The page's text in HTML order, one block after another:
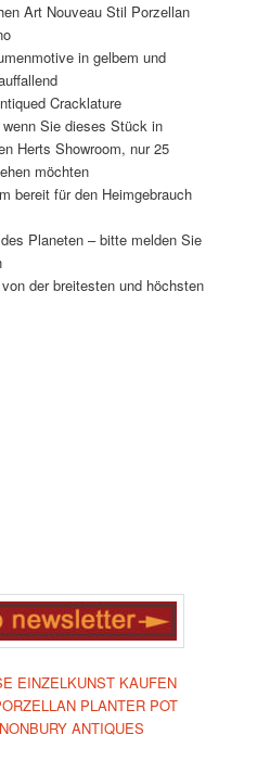
Art Nouveau Stil Porzellan
in gelbem und
Cracklature
Sie dieses Stück in
Herts Showroom, nur 25
möchten
bereit für den Heimgebrauch
Planeten – bitte melden Sie
der breitesten und höchsten
EINZELKUNST KAUFEN
PLANTER POT
ANTIQUES